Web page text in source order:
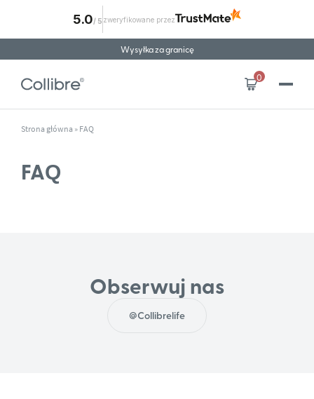
Wysyłka za granicę
0
Strona główna » FAQ
FAQ
Obserwuj nas
@Collibrelife
5.0/ 5 zweryfikowane przez